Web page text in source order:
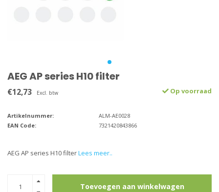
AEG AP series H10 filter
€12,73 Excl. btw Op voorraad
Artikelnummer:
ALM-AE0028
EAN Code:
7321420843866
AEG AP series H10 filterLees meer..
Toevoegen aan winkelwagen